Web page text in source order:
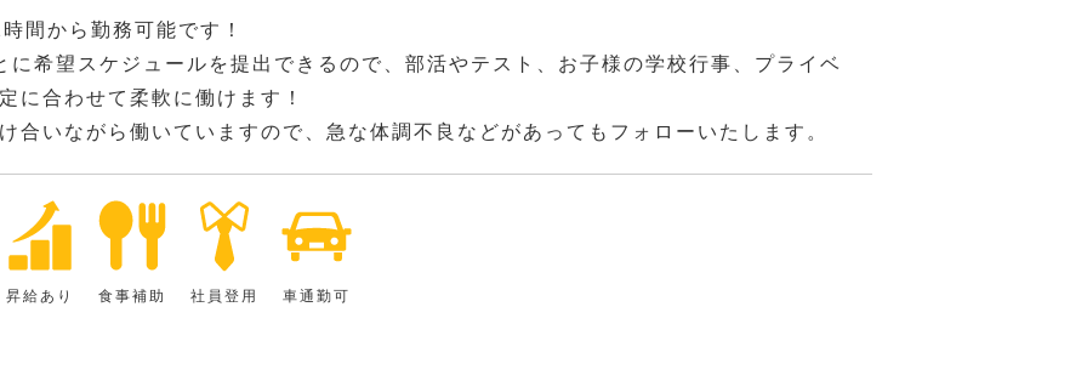
間から勤務可能です！
に希望スケジュールを提出できるので、部活やテスト、お子様の学校行事、プライベ
に合わせて柔軟に働けます！
合いながら働いていますので、急な体調不良などがあってもフォローいたします。
昇給あり 食事補助 社員登用 車通勤可